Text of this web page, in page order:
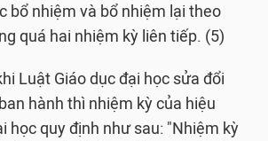
bổ nhiệm và bổ nhiệm lại theo
quá hai nhiệm kỳ liên tiếp. (5)
Luật Giáo dục đại học sửa đổi
hành thì nhiệm kỳ của hiệu
học quy định như sau: "Nhiệm kỳ